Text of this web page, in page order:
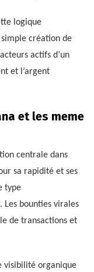
logique
création de
actifs d’un
et l’argent
et les meme
centrale dans
sa rapidité et ses
type
Les bounties virales
de transactions et
visibilité organique